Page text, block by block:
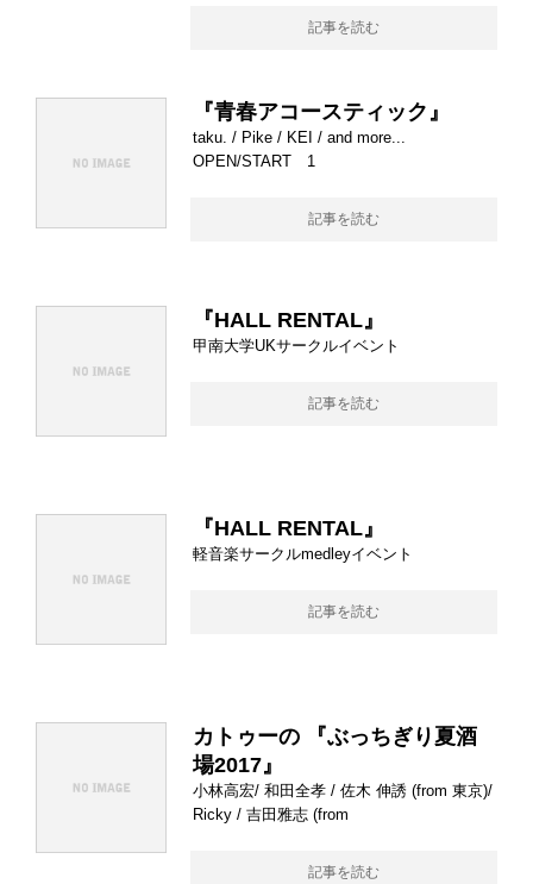
記事を読む
『青春アコースティック』
taku. / Pike / KEI / and more...
OPEN/START 1
記事を読む
『HALL RENTAL』
甲南大学UKサークルイベント
記事を読む
『HALL RENTAL』
軽音楽サークルmedleyイベント
記事を読む
カトゥーの 『ぶっちぎり夏酒
場2017』
小林高宏/ 和田全孝 / 佐木 伸誘 (from 東京)/
Ricky / 吉田雅志 (from
記事を読む